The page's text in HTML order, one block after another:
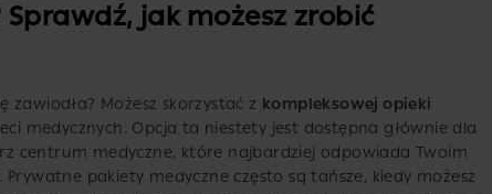
jak możesz zrobić
Możesz skorzystać z kompleksowej opieki
medycznych. Opcja ta niestety jest dostępna głównie dla
centrum medyczne, które najbardziej odpowiada Twoim
pakiety medyczne często są tańsze, kiedy możesz